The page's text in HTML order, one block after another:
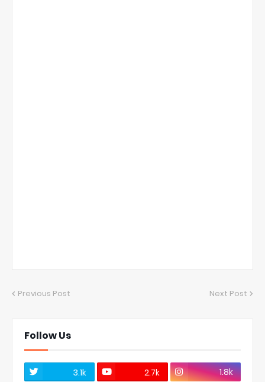
Previous Post Next Post
Follow Us
3.1k 2.7k 1.8k